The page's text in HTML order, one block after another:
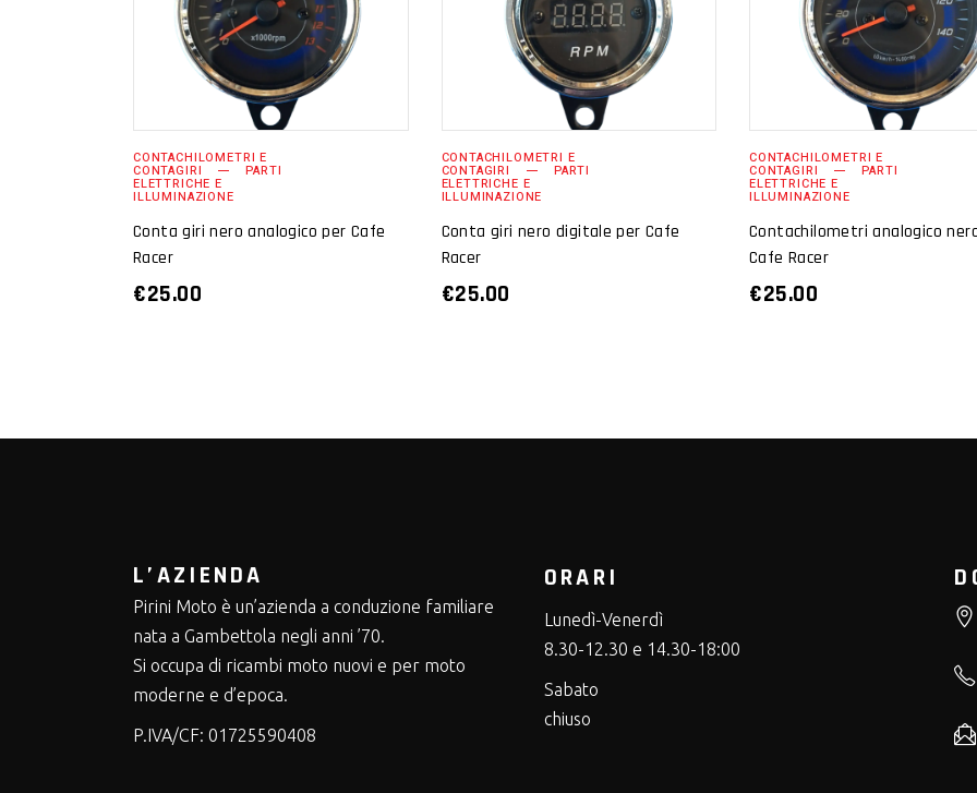
AGGIUNGI AL
CARRELLO
CONTACHILOMETRI E
CONTAGIRI PARTI
ELETTRICHE E
ILLUMINAZIONE
Conta giri nero analogico per Cafe
Racer
€25.00
AGGIUNGI AL
CARRELLO
CONTACHILOMETRI E
CONTAGIRI PARTI
ELETTRICHE E
ILLUMINAZIONE
Conta giri nero digitale per Cafe
Racer
€25.00
AGGIUNGI AL
CARRELLO
CONTACHILOMETRI E
CONTAGIRI PARTI
ELETTRICHE E
ILLUMINAZIONE
Contachilometri analogico
Cafe Racer
€25.00
L’AZIENDA
Pirini Moto è un’azienda a conduzione familiare
nata a Gambettola negli anni ’70.
Si occupa di ricambi moto nuovi e per moto
moderne e d’epoca.
P.IVA/CF: 01725590408
ORARI
Lunedì-Venerdì
8.30-12.30 e 14.30-18:00
Sabato
chiuso